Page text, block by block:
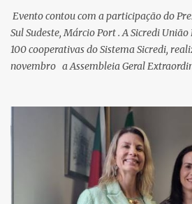
Evento contou com a participação do
Sul Sudeste, Márcio Port . A Sicredi União
100 cooperativas do Sistema Sicredi,
novembro a Assembleia Geral
futuro. O evento ocorreu
transmissão simultânea para os
estavam reunidos em Cachoeiro de
Assembleia Geral Extraordinária, foram
pautas estratégicas, como a atualização
Remuneração dos Administradores